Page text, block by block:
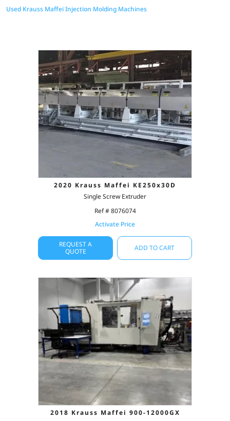
Used Krauss Maffei Injection Molding Machines
2020 Krauss Maffei KE250x30D
Single Screw Extruder
Ref # 8076074
Activate Price
REQUEST A
QUOTE
ADD TO CART
2018 Krauss Maffei 900-12000GX